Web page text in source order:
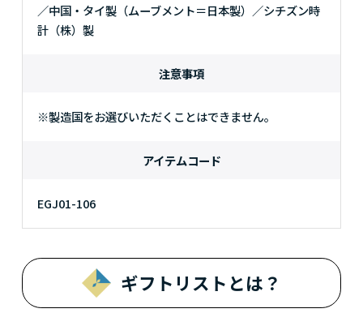
／中国・タイ製（ムーブメント＝日本製）／シチズン時
計（株）製
注意事項
※製造国をお選びいただくことはできません。
アイテムコード
EGJ01-106
ギフトリストとは？